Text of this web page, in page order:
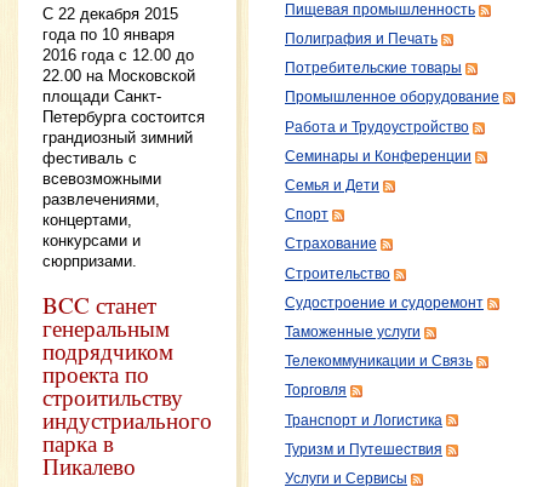
С 22 декабря 2015
года по 10 января
2016 года с 12.00 до
22.00 на Московской
площади Санкт-
Петербурга состоится
грандиозный зимний
фестиваль с
всевозможными
развлечениями,
концертами,
конкурсами и
сюрпризами.
BCC станет
генеральным
подрядчиком
проекта по
строитильству
индустриального
парка в
Пикалево
Пищевая промышленность
Полиграфия и Печать
Потребительские товары
Промышленное оборудование
Работа и Трудоустройство
Семинары и Конференции
Семья и Дети
Спорт
Страхование
Строительство
Судостроение и судоремонт
Таможенные услуги
Телекоммуникации и Связь
Торговля
Транспорт и Логистика
Туризм и Путешествия
Услуги и Сервисы